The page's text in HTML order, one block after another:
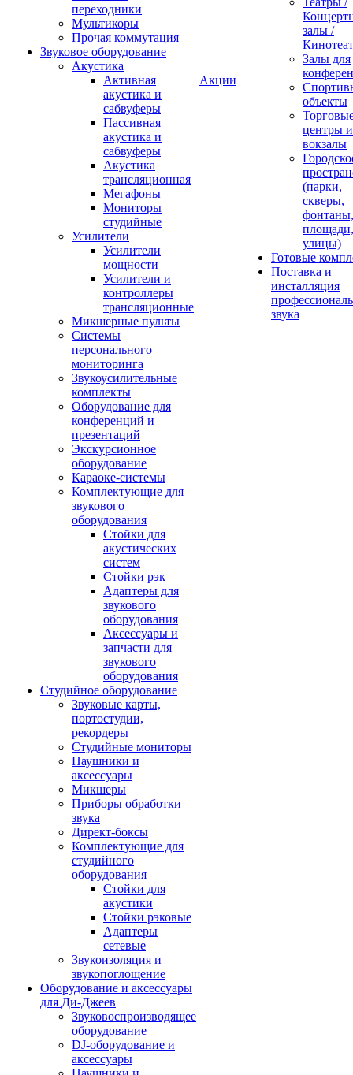
переходники
Мультикоры
Прочая коммутация
Звуковое оборудование
Акустика
Активная
акустика и
сабвуферы
Пассивная
акустика и
сабвуферы
Акустика
трансляционная
Мегафоны
Мониторы
студийные
Усилители
Усилители
мощности
Усилители и
контроллеры
трансляционные
Микшерные пульты
Системы
персонального
мониторинга
Звукоусилительные
комплекты
Оборудование для
конференций и
презентаций
Экскурсионное
оборудование
Караоке-системы
Комплектующие для
звукового
оборудования
Стойки для
акустических
систем
Стойки рэк
Адаптеры для
звукового
оборудования
Аксессуары и
запчасти для
звукового
оборудования
Студийное оборудование
Звуковые карты,
портостудии,
рекордеры
Студийные мониторы
Наушники и
аксессуары
Микшеры
Приборы обработки
звука
Директ-боксы
Комплектующие для
студийного
оборудования
Стойки для
акустики
Стойки рэковые
Адаптеры
сетевые
Звукоизоляция и
звукопоглощение
Оборудование и аксессуары
для Ди-Джеев
Звуковоспроизводящее
оборудование
DJ-оборудование и
аксессуары
Акции
залы /
Залы для
объекты
центры и
вокзалы
(парки,
скверы,
фонтаны,
площади,
улицы)
Готовые
Поставка и
инсталляция
звука